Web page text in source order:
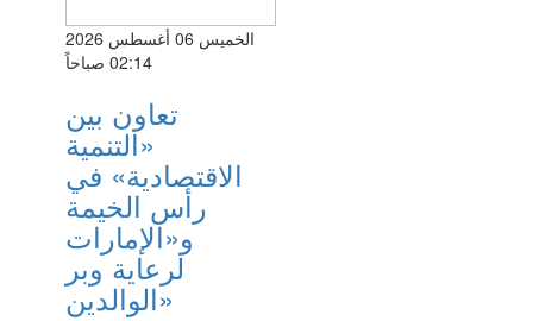
الخميس 06 أغسطس 2026
02:14 صباحاً
تعاون بين
«التنمية
الاقتصادية» في
رأس الخيمة
و«الإمارات
لرعاية وبر
الوالدين»